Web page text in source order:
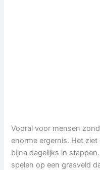
Vooral voor mensen
enorme ergernis. Het
bijna dagelijks in
spelen op een grasveld